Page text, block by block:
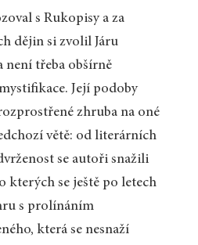
s Rukopisy a za
dějin si zvolil Járu
není třeba obšírně
Její podoby
zhruba na oné
větě: od literárních
se autoři snažili
kterých se ještě po letech
s prolínáním
která se nesnaží